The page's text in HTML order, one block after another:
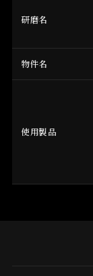
研磨名
物件名
使用製品